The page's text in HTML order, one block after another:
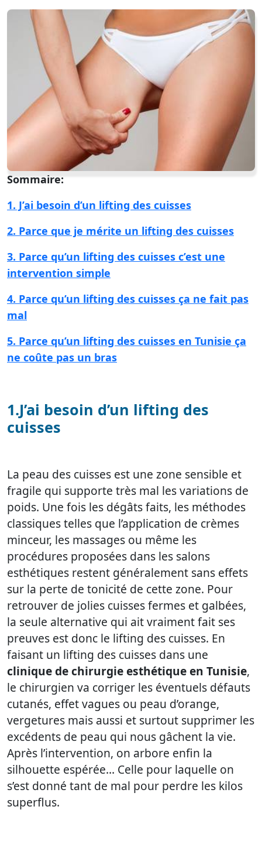
Sommaire:
1. J’ai besoin d’un lifting des cuisses
2. Parce que je mérite un lifting des cuisses
3. Parce qu’un lifting des cuisses c’est une
intervention simple
4. Parce qu’un lifting des cuisses ça ne fait pas
mal
5. Parce qu’un lifting des cuisses en Tunisie ça
ne coûte pas un bras
1.J’ai besoin d’un lifting des
cuisses
La peau des cuisses est une zone sensible et
fragile qui supporte très mal les variations de
poids. Une fois les dégâts faits, les méthodes
classiques telles que l’application de crèmes
minceur, les massages ou même les
procédures proposées dans les salons
esthétiques restent généralement sans effets
sur la perte de tonicité de cette zone. Pour
retrouver de jolies cuisses fermes et galbées,
la seule alternative qui ait vraiment fait ses
preuves est donc le lifting des cuisses. En
faisant un lifting des cuisses dans une
clinique de chirurgie esthétique en Tunisie,
le chirurgien va corriger les éventuels défauts
cutanés, effet vagues ou peau d’orange,
vergetures mais aussi et surtout supprimer les
excédents de peau qui nous gâchent la vie.
Après l’intervention, on arbore enfin la
silhouette espérée… Celle pour laquelle on
s’est donné tant de mal pour perdre les kilos
superflus.